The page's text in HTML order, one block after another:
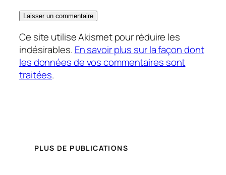
Ce site utilise Akismet pour réduire les
indésirables. En savoir plus sur la façon dont
les données de vos commentaires sont
traitées.
PLUS DE PUBLICATIONS